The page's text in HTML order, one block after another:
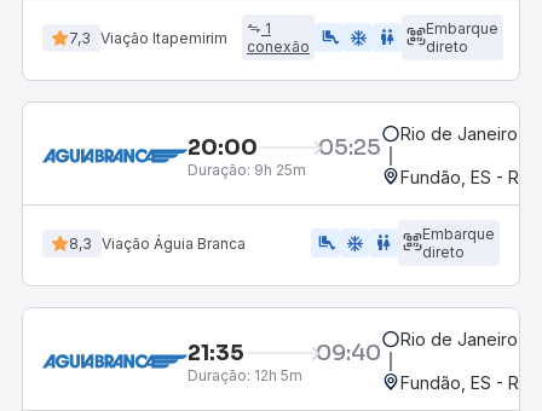
7,3 Viação Itapemirim
1
conexão
airline_seat_legroom_extra ac_unit WC
Embarque
direto
20:00 05:25
Duração: 9h 25m
Rio de Janeiro,
Fundão, ES -
8,3 Viação Águia Branca airline_seat_legroom_extra ac_unit WC
Embarque
direto
21:35 09:40
Duração: 12h 5m
Rio de Janeiro,
Fundão, ES -